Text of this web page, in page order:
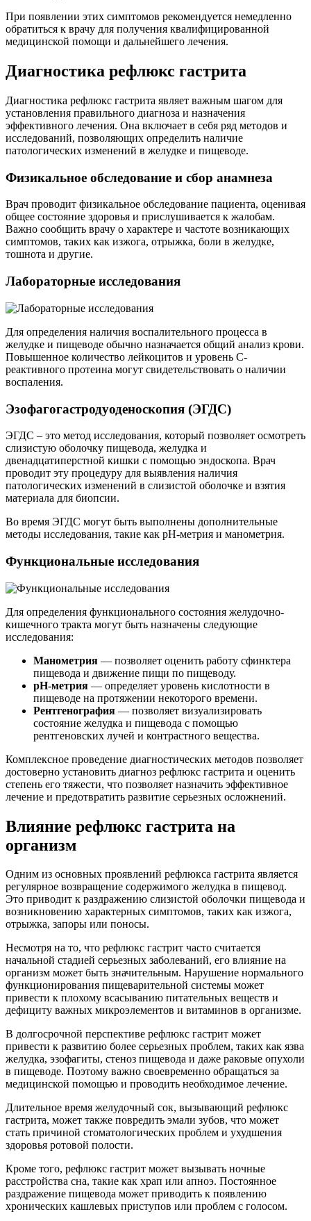
При появлении этих симптомов рекомендуется немедленно
обратиться к врачу для получения квалифицированной
медицинской помощи и дальнейшего лечения.
Диагностика рефлюкс гастрита
Диагностика рефлюкс гастрита являет важным шагом для
установления правильного диагноза и назначения
эффективного лечения. Она включает в себя ряд методов и
исследований, позволяющих определить наличие
патологических изменений в желудке и пищеводе.
Физикальное обследование и сбор анамнеза
Врач проводит физикальное обследование пациента, оценивая
общее состояние здоровья и прислушивается к жалобам.
Важно сообщить врачу о характере и частоте возникающих
симптомов, таких как изжога, отрыжка, боли в желудке,
тошнота и другие.
Лабораторные исследования
Для определения наличия воспалительного процесса в
желудке и пищеводе обычно назначается общий анализ крови.
Повышенное количество лейкоцитов и уровень C-
реактивного протеина могут свидетельствовать о наличии
воспаления.
Эзофагогастродуоденоскопия (ЭГДС)
ЭГДС – это метод исследования, который позволяет осмотреть
слизистую оболочку пищевода, желудка и
двенадцатиперстной кишки с помощью эндоскопа. Врач
проводит эту процедуру для выявления наличия
патологических изменений в слизистой оболочке и взятия
материала для биопсии.
Во время ЭГДС могут быть выполнены дополнительные
методы исследования, такие как pH-метрия и манометрия.
Функциональные исследования
Для определения функционального состояния желудочно-
кишечного тракта могут быть назначены следующие
исследования:
Манометрия — позволяет оценить работу сфинктера
пищевода и движение пищи по пищеводу.
pH-метрия — определяет уровень кислотности в
пищеводе на протяжении некоторого времени.
Рентгенография — позволяет визуализировать
состояние желудка и пищевода с помощью
рентгеновских лучей и контрастного вещества.
Комплексное проведение диагностических методов позволяет
достоверно установить диагноз рефлюкс гастрита и оценить
степень его тяжести, что позволяет назначить эффективное
лечение и предотвратить развитие серьезных осложнений.
Влияние рефлюкс гастрита на
организм
Одним из основных проявлений рефлюкса гастрита является
регулярное возвращение содержимого желудка в пищевод.
Это приводит к раздражению слизистой оболочки пищевода и
возникновению характерных симптомов, таких как изжога,
отрыжка, запоры или поносы.
Несмотря на то, что рефлюкс гастрит часто считается
начальной стадией серьезных заболеваний, его влияние на
организм может быть значительным. Нарушение нормального
функционирования пищеварительной системы может
привести к плохому всасыванию питательных веществ и
дефициту важных микроэлементов и витаминов в организме.
В долгосрочной перспективе рефлюкс гастрит может
привести к развитию более серьезных проблем, таких как язва
желудка, эзофагиты, стеноз пищевода и даже раковые опухоли
в пищеводе. Поэтому важно своевременно обращаться за
медицинской помощью и проводить необходимое лечение.
Длительное время желудочный сок, вызывающий рефлюкс
гастрита, может также повредить эмали зубов, что может
стать причиной стоматологических проблем и ухудшения
здоровья ротовой полости.
Кроме того, рефлюкс гастрит может вызывать ночные
расстройства сна, такие как храп или апноэ. Постоянное
раздражение пищевода может приводить к появлению
хронических кашлевых приступов или проблем с голосом.